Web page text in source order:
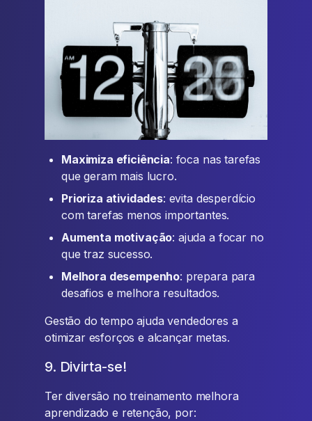
Maximiza eficiência: foca nas tarefas
que geram mais lucro.
Prioriza atividades: evita desperdício
com tarefas menos importantes.
Aumenta motivação: ajuda a focar no
que traz sucesso.
Melhora desempenho: prepara para
desafios e melhora resultados.
Gestão do tempo ajuda vendedores a
otimizar esforços e alcançar metas.
9. Divirta-se!
Ter diversão no treinamento melhora
aprendizado e retenção, por: